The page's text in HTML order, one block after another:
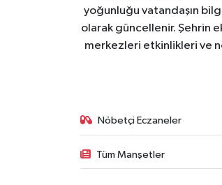
yoğunluğu vatandaşın
olarak güncellenir. Şehrin
merkezleri etkinlikleri ve
Nöbetçi Eczaneler
Tüm Manşetler